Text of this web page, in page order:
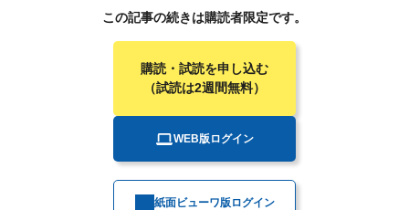
この記事の続きは購読者限定です。
購読・試読を申し込む
（試読は2週間無料）
WEB版ログイン
紙面ビューワ版ログイン